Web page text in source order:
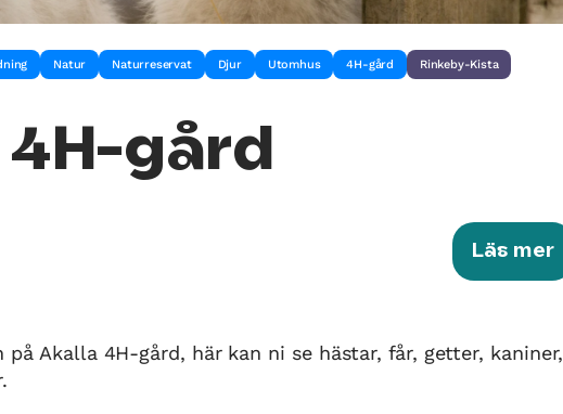
Natur Naturreservat Djur Utomhus 4H-gård Rinkeby-Kista
gård
Läs mer
på Akalla 4H-gård, här kan ni se hästar, får, getter, kaniner,